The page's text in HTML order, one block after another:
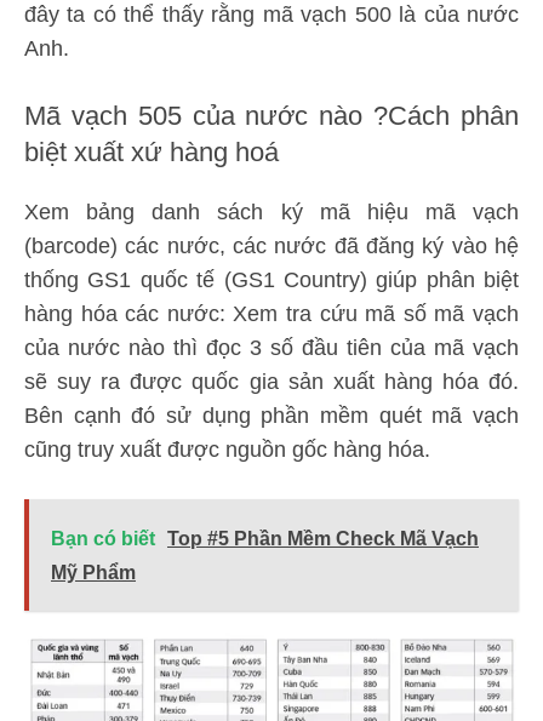
đây ta có thể thấy rằng mã vạch 500 là của nước
Anh.
Mã vạch 505 của nước nào ?Cách phân
biệt xuất xứ hàng hoá
Xem bảng danh sách ký mã hiệu mã vạch
(barcode) các nước, các nước đã đăng ký vào hệ
thống GS1 quốc tế (GS1 Country) giúp phân biệt
hàng hóa các nước: Xem tra cứu mã số mã vạch
của nước nào thì đọc 3 số đầu tiên của mã vạch
sẽ suy ra được quốc gia sản xuất hàng hóa đó.
Bên cạnh đó sử dụng phần mềm quét mã vạch
cũng truy xuất được nguồn gốc hàng hóa.
Bạn có biết Top #5 Phần Mềm Check Mã Vạch
Mỹ Phẩm